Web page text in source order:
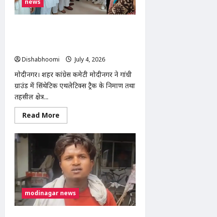
दिल्ली
एम्स
news
Dishabhoomi
July 4, 2026
मोदीनगर। शहर कांग्रेस कमेटी मोदीनगर ने गांधी
ग्राउंड में सिंथेटिक एथलेटिक्स ट्रैक के निर्माण तथा
तहसील क्षेत्र...
Read More
more
मोदीनगर:
गांधी
ग्राउंड
में
सिंथेटिक
ट्रैक
और
सभी
स्कूलों
में
NCERT
modinagar news